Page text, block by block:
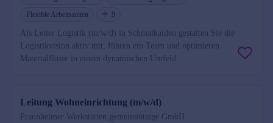
Flexible Arbeitszeiten
9
Als Leiter Logistik (m/w/d) in Schmalkalden gestalten Sie die
Logistikvision aktiv mit, führen ein Team und optimieren
Materialflüsse in einem dynamischen Umfeld.
Leitung Wohneinrichtung (m/w/d)
Praunheimer Werkstätten gemeinnützige GmbH